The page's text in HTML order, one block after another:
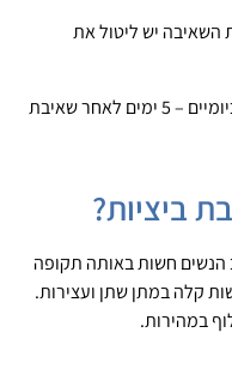
יש ליטול את
החזרת העוברים לרחם צפויה להתבצע כיומיים – 5 ימים לאחר שאיבת
ביציות?
הנשים חשות באותה תקופה
קלה במתן שתן ועצירות.
במהירות.